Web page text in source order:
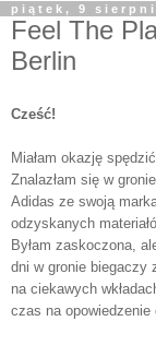
piątek, 9
Feel The
Berlin
Cześć!
Miałam okazję
Znalazłam się w
Adidas ze swoją
odzyskanych
Byłam zaskoczona,
dni w gronie biegaczy
na ciekawych
czas na opowiedzenie